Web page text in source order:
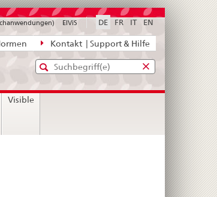
Kontakt | Support & Hilfe
DE FR IT EN
ElViS
Standard-
Suche
Eingabefenster
diefür
Visible